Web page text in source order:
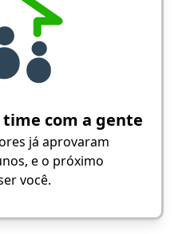
com a gente
já aprovaram
e o próximo
você.